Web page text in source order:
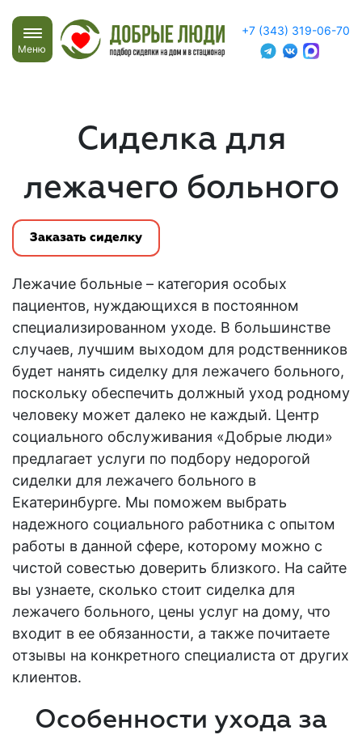
Меню
+7 (343) 319-06-70
Сиделка для
лежачего больного
Заказать сиделку
Лежачие больные – категория особых
пациентов, нуждающихся в постоянном
специализированном уходе. В большинстве
случаев, лучшим выходом для родственников
будет нанять сиделку для лежачего больного,
поскольку обеспечить должный уход родному
человеку может далеко не каждый. Центр
социального обслуживания «Добрые люди»
предлагает услуги по подбору недорогой
сиделки для лежачего больного в
Екатеринбурге. Мы поможем выбрать
надежного социального работника с опытом
работы в данной сфере, которому можно с
чистой совестью доверить близкого. На сайте
вы узнаете, сколько стоит сиделка для
лежачего больного, цены услуг на дому, что
входит в ее обязанности, а также почитаете
отзывы на конкретного специалиста от других
клиентов.
Особенности ухода за